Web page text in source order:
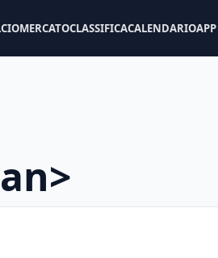
CLASSIFICACALENDARIOAPP